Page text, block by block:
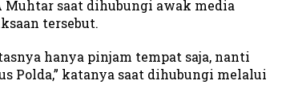
Muhtar saat dihubungi awak media
tersebut.
hanya pinjam tempat saja, nanti
Polda,” katanya saat dihubungi melalui